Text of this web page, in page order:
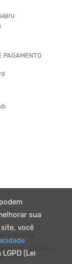
sua
você
(Lei
PAGAMENTO
CNPJ:
020 - SÃO PAULO
EMAIL: